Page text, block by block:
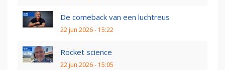
De comeback van een luchtreus
22 jun 2026 - 15:22
Rocket science
22 jun 2026 - 15:05